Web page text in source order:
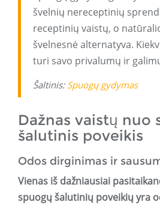
švelnių nereceptinių
receptinių vaistų, o
švelnesnė alternatyva.
turi savo privalumų ir
Šaltinis: Spuogų gydymas
Dažnas vaistų nuo
šalutinis poveikis
Odos dirginimas ir
Vienas iš dažniausiai
spuogų šalutinių poveikių yra